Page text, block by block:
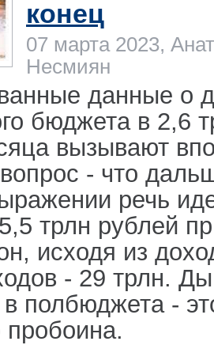
конец
07 марта 2023,
Несмиян
данные о
бюджета в 2,6
вызывают
- что
речь
трлн рублей
исходя из
- 29 трлн.
полбюджета -